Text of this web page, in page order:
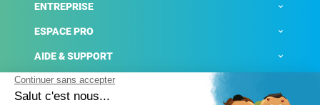
ENTREPRISE
ESPACE PRO
AIDE & SUPPORT
ACTUALITÉS